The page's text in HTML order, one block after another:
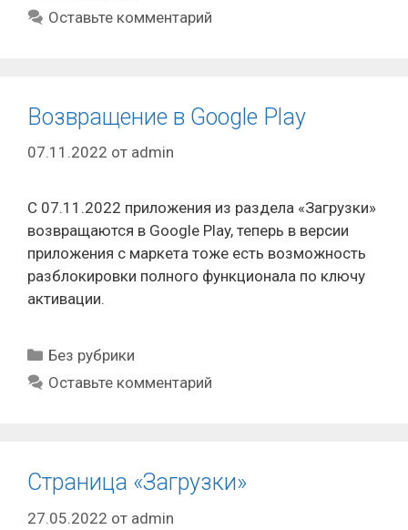
Оставьте комментарий
Возвращение в Google Play
07.11.2022 от admin
C 07.11.2022 приложения из раздела «Загрузки»
возвращаются в Google Play, теперь в версии
приложения с маркета тоже есть возможность
разблокировки полного функционала по ключу
активации.
Рубрики
Без рубрики
Оставьте комментарий
Страница «Загрузки»
27.05.2022 от admin